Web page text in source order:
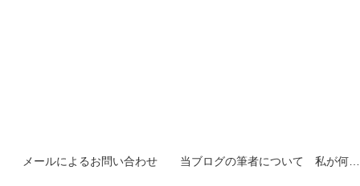
メールによるお問い合わせ 当ブログの筆者について 私が何者なのかを紹介します